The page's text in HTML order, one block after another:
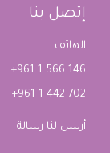
إتصل بنا
الهاتف
+961 1 566 146
+961 1 442 702
أرسل لنا رسالة